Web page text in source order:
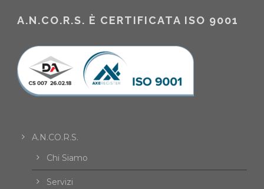
A.N.CO.R.S. È CERTIFICATA ISO 9001
A.N.CO.R.S.
Chi Siamo
Servizi